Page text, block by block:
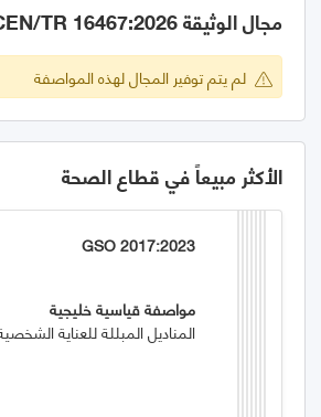
مجال الوثيقة GSO CEN/TR 16467:2026
لم يتم توفير المجال لهذه المواصفة
الأكثر مبيعاً في قطاع الصحة
GSO 2017:2023
مواصفة قياسية خليجية
المناديل المبللة للعناية